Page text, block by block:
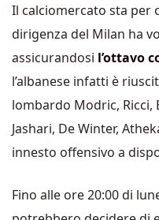
Il calciomercato sta per
dirigenza del Milan ha
assicurandosi l’ottavo
l’albanese infatti è
lombardo Modric, Ricci,
Jashari, De Winter,
innesto offensivo a
Fino alle ore 20:00 di